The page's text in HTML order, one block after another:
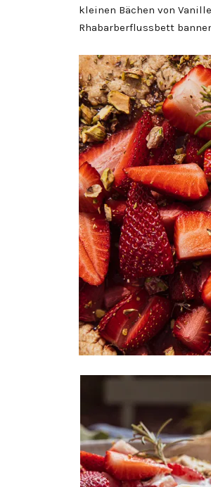
kleinen Bächen von
Rhabarberflussbett